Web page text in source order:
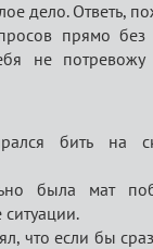
дело. Ответь,
прямо без
не потревожу
бить на
была мат
что если бы